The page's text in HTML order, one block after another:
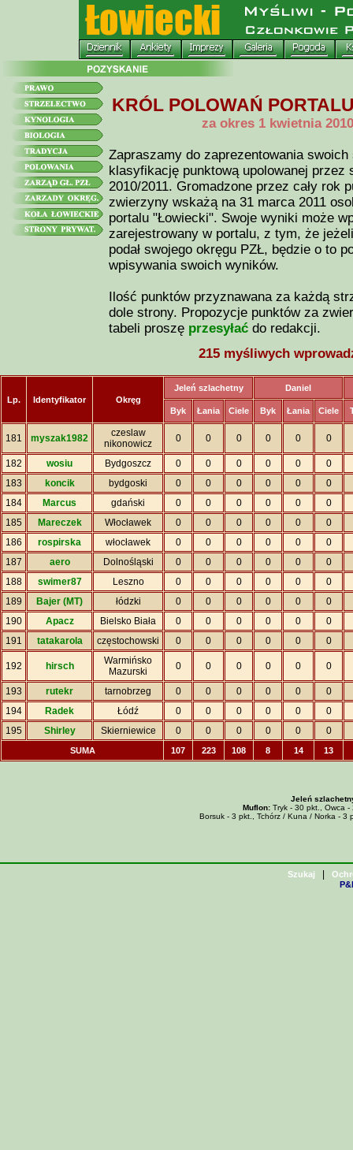
KRÓL POLOWAŃ
za okres 1 kwietnia
Zapraszamy do zaprezentowania
klasyfikację punktową upolowanej przez
2010/2011. Gromadzone przez cały rok
zwierzyny wskażą na 31 marca 2011
portalu "Łowiecki". Swoje wyniki może
zarejestrowany w portalu, z tym, że
podał swojego okręgu PZŁ, będzie o to
wpisywania swoich wyników.
Ilość punktów przyznawana za każdą
dole strony. Propozycje punktów za
tabeli proszę przesyłać do redakcji.
215 myśliwych
Lp. Identyfikator Okręg
Jeleń szlachetny Daniel
Byk Łania Ciele Byk Łania Ciele
181 myszak1982
czeslaw
nikonowicz
0 0 0 0 0 0
182 wosiu Bydgoszcz 0 0 0 0 0
0
183
koncik bydgoski 0 0 0 0 0
0
184
Marcus gdański 0 0 0 0 0
0
185
Mareczek Włocławek 0 0 0 0 0
0
186
rospirska włocławek 0 0 0 0 0
0
187
aero Dolnośląski 0 0 0 0 0
0
188
swimer87 Leszno 0 0 0 0 0
0
189
Bajer (MT) łódzki 0 0 0 0 0
0
190
Apacz Bielsko Biała 0 0 0 0 0
0
191
tatakarola częstochowski 0 0 0 0 0 0
192 hirsch
Warmińsko
Mazurski
0 0 0 0 0 0
193 rutekr tarnobrzeg 0 0 0 0 0
0
194
Radek Łódź 0 0 0 0 0
0
195
Shirley Skierniewice 0 0 0 0 0 0
SUMA 107 223 108 8 14 13
Jeleń
Muflon: Tryk - 30 pkt., Owca
Borsuk - 3 pkt., Tchórz / Kuna / Norka - 3
Szukaj